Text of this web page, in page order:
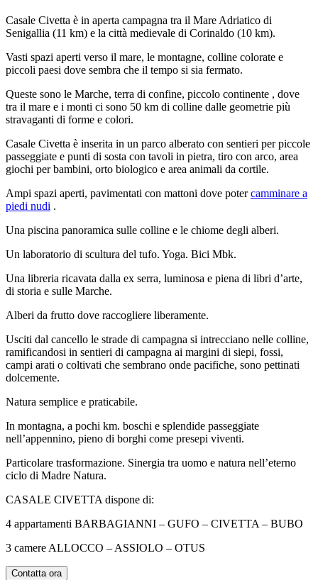
Casale Civetta è in aperta campagna tra il Mare Adriatico di
Senigallia (11 km) e la città medievale di Corinaldo (10 km).
Vasti spazi aperti verso il mare, le montagne, colline colorate e
piccoli paesi dove sembra che il tempo si sia fermato.
Queste sono le Marche, terra di confine, piccolo continente , dove
tra il mare e i monti ci sono 50 km di colline dalle geometrie più
stravaganti di forme e colori.
Casale Civetta è inserita in un parco alberato con sentieri per piccole
passeggiate e punti di sosta con tavoli in pietra, tiro con arco, area
giochi per bambini, orto biologico e area animali da cortile.
Ampi spazi aperti, pavimentati con mattoni dove potercamminare a
piedi nudi .
Una piscina panoramica sulle colline e le chiome degli alberi.
Un laboratorio di scultura del tufo. Yoga. Bici Mbk.
Una libreria ricavata dalla ex serra, luminosa e piena di libri d’arte,
di storia e sulle Marche.
Alberi da frutto dove raccogliere liberamente.
Usciti dal cancello le strade di campagna si intrecciano nelle colline,
ramificandosi in sentieri di campagna ai margini di siepi, fossi,
campi arati o coltivati che sembrano onde pacifiche, sono pettinati
dolcemente.
Natura semplice e praticabile.
In montagna, a pochi km. boschi e splendide passeggiate
nell’appennino, pieno di borghi come presepi viventi.
Particolare trasformazione. Sinergia tra uomo e natura nell’eterno
ciclo di Madre Natura.
CASALE CIVETTA dispone di:
4 appartamenti BARBAGIANNI – GUFO – CIVETTA – BUBO
3 camere ALLOCCO – ASSIOLO – OTUS
Contatta ora